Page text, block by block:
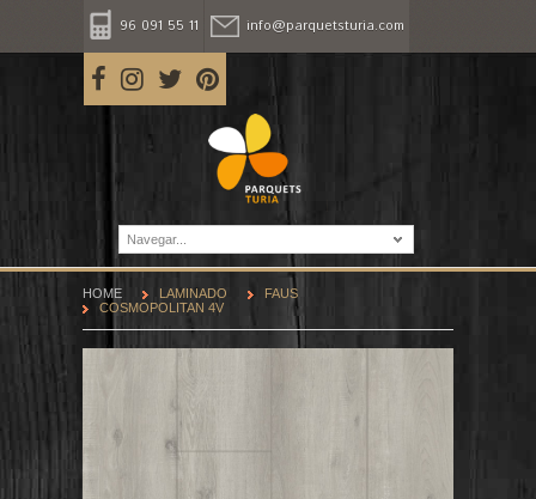
96 091 55 11 info@parquetsturia.com
Navegar...
HOME LAMINADO
FAUS
COSMOPOLITAN 4V